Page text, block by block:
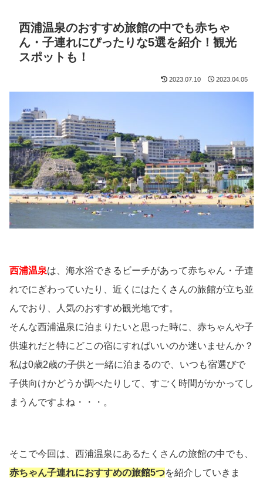
西浦温泉のおすすめ旅館の中でも赤ちゃ
ん・子連れにぴったりな5選を紹介！観光
スポットも！
2023.07.10 2023.04.05
西浦温泉は、海水浴できるビーチがあって赤ちゃん・子連
れでにぎわっていたり、近くにはたくさんの旅館が立ち並
んでおり、人気のおすすめ観光地です。
そんな西浦温泉に泊まりたいと思った時に、赤ちゃんや子
供連れだと特にどこの宿にすればいいのか迷いませんか？
私は0歳2歳の子供と一緒に泊まるので、いつも宿選びで
子供向けかどうか調べたりして、すごく時間がかかってし
まうんですよね・・・。
そこで今回は、西浦温泉にあるたくさんの旅館の中でも、
赤ちゃん子連れにおすすめの旅館5つを紹介していきま